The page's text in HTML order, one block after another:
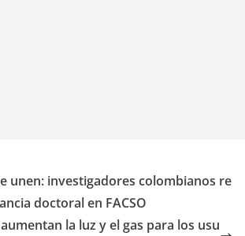
unen: investigadores colombianos re
doctoral en FACSO
la luz y el gas para los usu